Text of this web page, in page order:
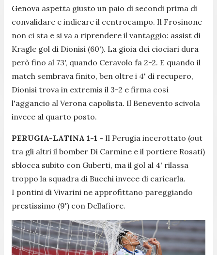
Genova aspetta giusto un paio di secondi prima di
convalidare e indicare il centrocampo. Il Frosinone
non ci sta e si va a riprendere il vantaggio: assist di
Kragle gol di Dionisi (60'). La gioia dei ciociari dura
però fino al 73', quando Ceravolo fa 2-2. E quando il
match sembrava finito, ben oltre i 4' di recupero,
Dionisi trova in extremis il 3-2 e firma così
l'aggancio al Verona capolista. Il Benevento scivola
invece al quarto posto.
PERUGIA-LATINA 1-1 - Il Perugia incerottato (out
tra gli altri il bomber Di Carmine e il portiere Rosati)
sblocca subito con Guberti, ma il gol al 4' rilassa
troppo la squadra di Bucchi invece di caricarla.
I pontini di Vivarini ne approfittano pareggiando
prestissimo (9') con Dellafiore.